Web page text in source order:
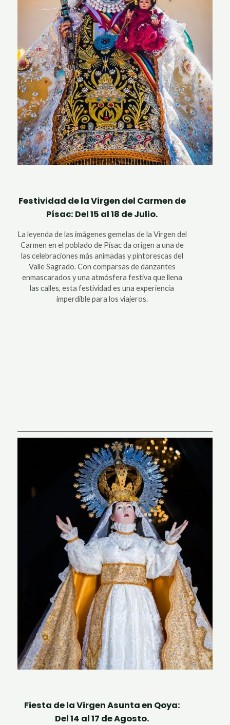
Festividad de la Virgen del Carmen de
Písac: Del 15 al 18 de Julio.
La leyenda de las imágenes gemelas de la Virgen del
Carmen en el poblado de Písac da origen a una de
las celebraciones más animadas y pintorescas del
Valle Sagrado. Con comparsas de danzantes
enmascarados y una atmósfera festiva que llena
las calles, esta festividad es una experiencia
imperdible para los viajeros.
Fiesta de la Virgen Asunta en Qoya:
Del 14 al 17 de Agosto.